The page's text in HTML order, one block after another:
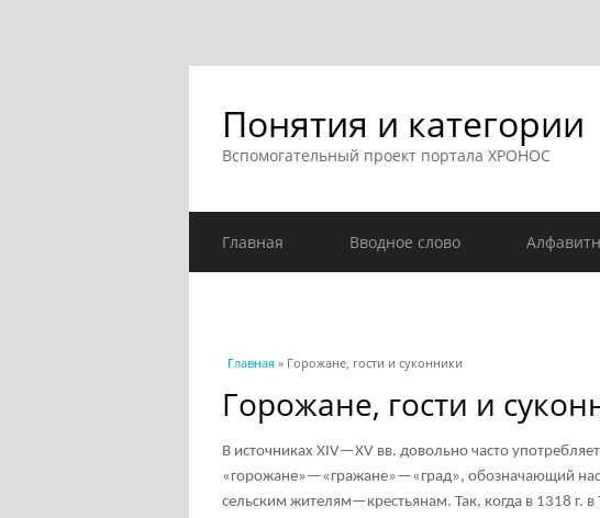
Понятия и категории
Вспомогательный проект портала ХРОНОС
Главная Вводное слово
Вы здесь
Главная » Горожане, гости и суконники
Горожане, гости и
В источниках XIV—XV вв. довольно часто
«горожане»—«гражане»—«град», обозначающий
сельским жителям—крестьянам. Так, когда в 1318 г. в